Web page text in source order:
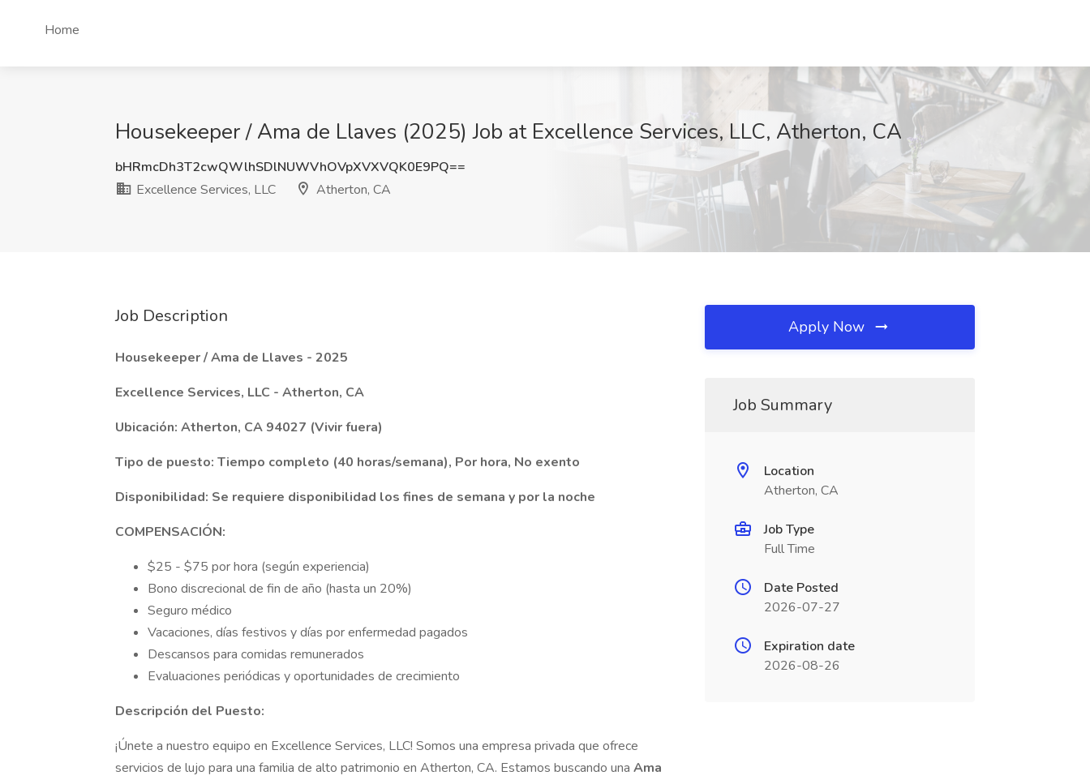
Home
Housekeeper / Ama de Llaves (2025) Job at Excellence Services, LLC, Atherton, CA
bHRmcDh3T2cwQWlhSDlNUWVhOVpXVXVQK0E9PQ==
Excellence Services, LLC
Atherton, CA
Job Description
Housekeeper / Ama de Llaves - 2025
Excellence Services, LLC - Atherton, CA
Ubicación: Atherton, CA 94027 (Vivir fuera)
Tipo de puesto: Tiempo completo (40 horas/semana), Por hora, No exento
Disponibilidad: Se requiere disponibilidad los fines de semana y por la noche
COMPENSACIÓN:
$25 - $75 por hora (según experiencia)
Bono discrecional de fin de año (hasta un 20%)
Seguro médico
Vacaciones, días festivos y días por enfermedad pagados
Descansos para comidas remunerados
Evaluaciones periódicas y oportunidades de crecimiento
Descripción del Puesto:
¡Únete a nuestro equipo en Excellence Services, LLC! Somos una empresa privada que ofrece
servicios de lujo para una familia de alto patrimonio en Atherton, CA. Estamos buscando una Ama
Apply Now
Job Summary
Location
Atherton, CA
Job Type
Full Time
Date Posted
2026-07-27
Expiration date
2026-08-26